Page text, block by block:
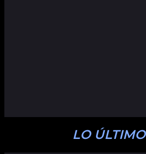
LO ÚLTIMO